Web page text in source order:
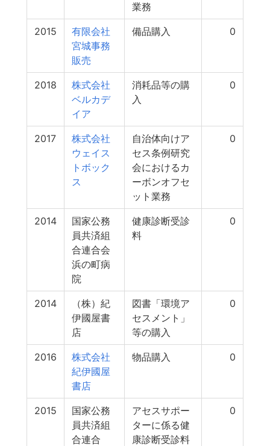
業務
2015
有限会社
宮城事務
販売
備品購入 0
2018
株式会社
ベルカデ
イア
消耗品等の購
入
0
2017
株式会社
ウェイス
トボック
ス
自治体向けア
セス条例研究
会におけるカ
ーボンオフセ
ット業務
0
2014
国家公務
員共済組
合連合会
浜の町病
院
健康診断受診
料
0
2014
（株）紀
伊國屋書
店
図書「環境ア
セスメント」
等の購入
0
2016
株式会社
紀伊國屋
書店
物品購入 0
2015
国家公務
員共済組
合連合
アセスサポー
ターに係る健
康診断受診料
0